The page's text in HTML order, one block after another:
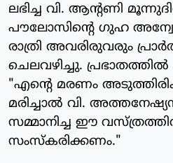
ലഭിച്ച വി. ആന്റണി
പൗലോസിന്റെ ഗുഹ
രാത്രി അവരിരുവരും
ചെലവഴിച്ചു.
"എന്റെ മരണം
മരിച്ചാല്‍ വി.
സമ്മാനിച്ച ഈ
സംസ്‌കരിക്കണം."